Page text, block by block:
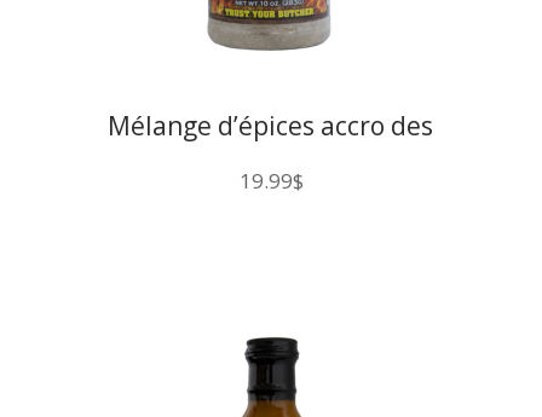
Mélange d’épices accro des
19.99$